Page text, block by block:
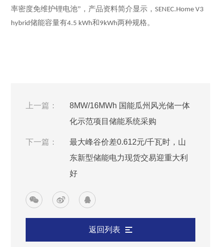
率密度免维护锂电池”，产品资料简介显示，SENEC.Home V3
hybrid储能容量有4.5 kWh和9kWh两种规格。
上一篇：
8MW/16MWh 国能瓜州风光储一体
化示范项目储能系统采购
下一篇：
最大峰谷价差0.612元/千瓦时，山
东新型储能电力现货交易迎重大利
好
返回列表